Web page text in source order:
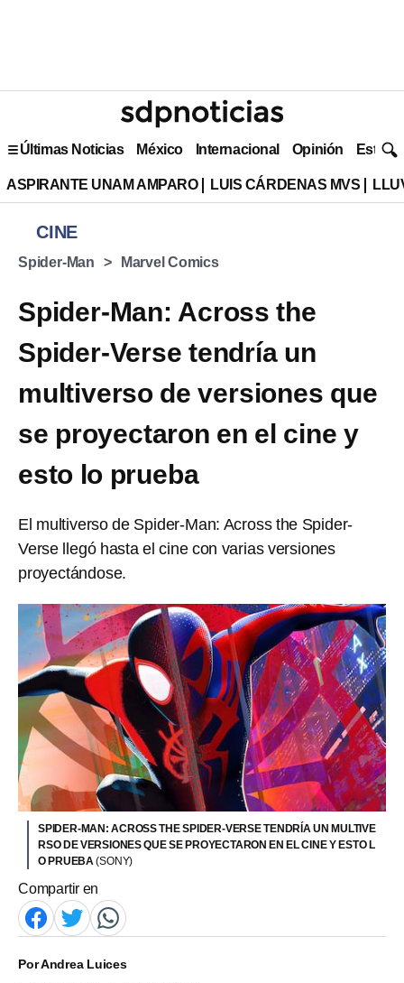
Últimas Noticias México Internacional Opinión Estilo
ASPIRANTE UNAM AMPARO LUIS CÁRDENAS MVS
CINE
Spider-Man Marvel Comics
Spider-Man: Across the
Spider-Verse tendría un
multiverso de versiones que
se proyectaron en el cine y
esto lo prueba
El multiverso de Spider-Man: Across the Spider-
Verse llegó hasta el cine con varias versiones
proyectándose.
SPIDER-MAN: ACROSS THE SPIDER-VERSE TENDRÍA UN MULTIVE
RSO DE VERSIONES QUE SE PROYECTARON EN EL CINE Y ESTO L
O PRUEBA(SONY)
Compartir en
PorAndrea Luices